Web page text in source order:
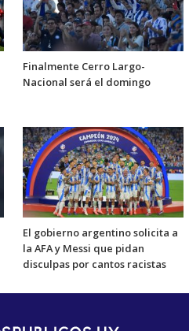
Finalmente Cerro Largo-
Nacional será el domingo
El gobierno argentino solicita a
la AFA y Messi que pidan
disculpas por cantos racistas